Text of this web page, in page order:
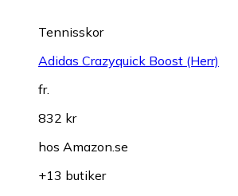
Tennisskor
Adidas Crazyquick Boost (Herr)
fr.
832 kr
hos Amazon.se
+13 butiker